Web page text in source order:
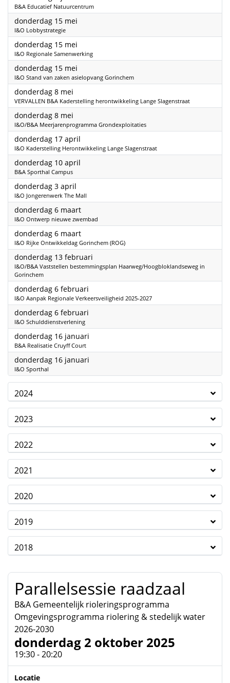
B&A Educatief Natuurcentrum
donderdag 15 mei
I&O Lobbystrategie
donderdag 15 mei
I&O Regionale Samenwerking
donderdag 15 mei
I&O Stand van zaken asielopvang Gorinchem
donderdag 8 mei
VERVALLEN B&A Kaderstelling herontwikkeling Lange Slagenstraat
donderdag 8 mei
I&O/B&A Meerjarenprogramma Grondexploitaties
donderdag 17 april
I&O Kaderstelling Herontwikkeling Lange Slagenstraat
donderdag 10 april
B&A Sporthal Campus
donderdag 3 april
I&O Jongerenwerk The Mall
donderdag 6 maart2025
I&O Ontwerp nieuwe zwembad
donderdag 6 maart2025
I&O Rijke Ontwikkeldag Gorinchem (ROG)
donderdag 13 februari
I&O/B&A Vaststellen bestemmingsplan Haarweg/Hoogbloklandseweg in
Gorinchem
donderdag 6 februari
I&O Aanpak Regionale Verkeersveiligheid 2025-2027
donderdag 6 februari
I&O Schulddienstverlening
donderdag 16 januari
B&A Realisatie Cruyff Court
donderdag 16 januari
I&O Sporthal
2024
2023
2022
2021
2020
2019
2018
Parallelsessie raadzaal
B&A Gemeentelijk rioleringsprogramma
Omgevingsprogramma riolering & stedelijk water
2026-2030
donderdag 2 oktober 2025
19:30 - 20:20
Locatie